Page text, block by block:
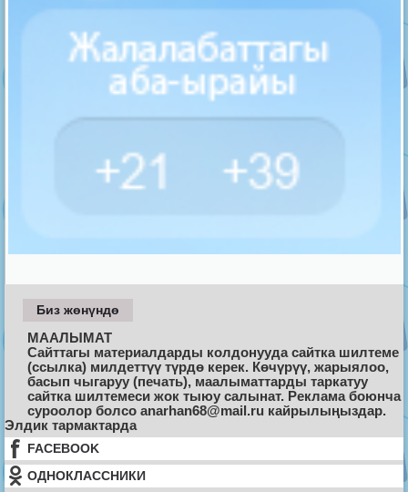
Биз жөнүндө
МААЛЫМАТ
Сайттагы материалдарды колдонууда сайтка шилтеме
(ссылка) милдеттүү түрдө керек. Көчүрүү, жарыялоо,
басып чыгаруу (печать), маалыматтарды таркатуу
сайтка шилтемеси жок тыюу салынат. Реклама боюнча
суроолор болсо anarhan68@mail.ru кайрылыңыздар.
Элдик тармактарда
FACEBOOK
ОДНОКЛАССНИКИ